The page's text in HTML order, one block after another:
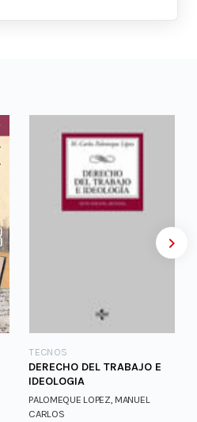
TECNOS
DERECHO DEL TRABAJO E
IDEOLOGIA
PALOMEQUE LOPEZ, MANUEL
CARLOS